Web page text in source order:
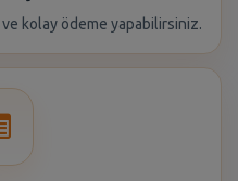
kolay ödeme yapabilirsiniz.